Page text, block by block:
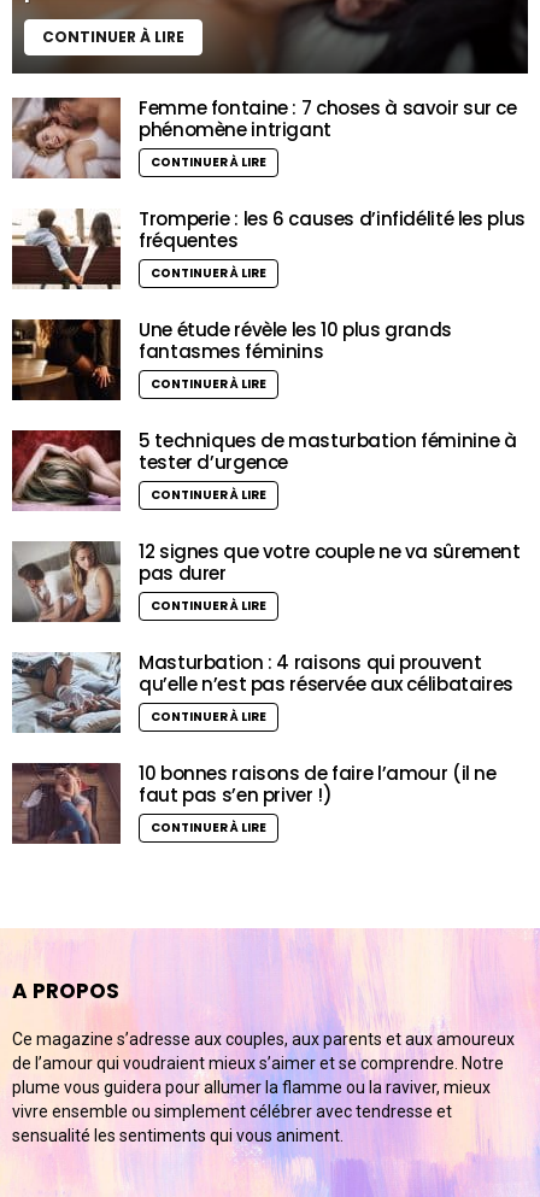
CONTINUER À LIRE
Femme fontaine : 7 choses à savoir sur ce
phénomène intrigant
CONTINUER À LIRE
Tromperie : les 6 causes d’infidélité les plus
fréquentes
CONTINUER À LIRE
Une étude révèle les 10 plus grands
fantasmes féminins
CONTINUER À LIRE
5 techniques de masturbation féminine à
tester d’urgence
CONTINUER À LIRE
12 signes que votre couple ne va sûrement
pas durer
CONTINUER À LIRE
Masturbation : 4 raisons qui prouvent
qu’elle n’est pas réservée aux célibataires
CONTINUER À LIRE
10 bonnes raisons de faire l’amour (il ne
faut pas s’en priver !)
CONTINUER À LIRE
A PROPOS
Ce magazine s’adresse aux couples, aux parents et aux amoureux
de l’amour qui voudraient mieux s’aimer et se comprendre. Notre
plume vous guidera pour allumer la flamme ou la raviver, mieux
vivre ensemble ou simplement célébrer avec tendresse et
sensualité les sentiments qui vous animent.